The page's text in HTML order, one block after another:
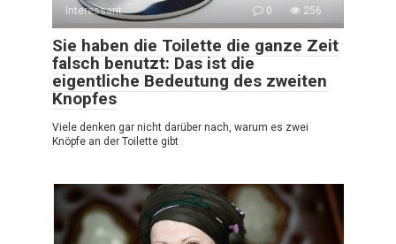
Interessant 0 256
Sie haben die Toilette die ganze Zeit
falsch benutzt: Das ist die
eigentliche Bedeutung des zweiten
Knopfes
Viele denken gar nicht darüber nach, warum es zwei
Knöpfe an der Toilette gibt